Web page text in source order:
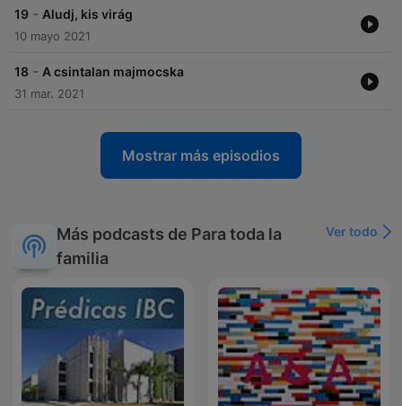
19 - Aludj, kis virág
10 mayo 2021
18 - A csintalan majmocska
31 mar. 2021
Mostrar más episodios
Más podcasts de Para toda la
familia
Ver todo